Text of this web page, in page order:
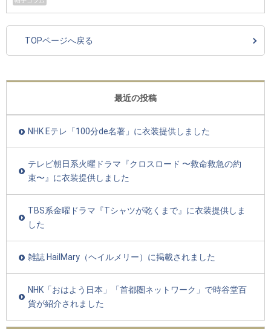
TOPページへ戻る
最近の投稿
NHK Eテレ「100分de名著」に衣装提供しました
テレビ朝日系火曜ドラマ『クロスロード 〜救命救急の約
束〜』に衣装提供しました
TBS系金曜ドラマ『Tシャツが乾くまで』に衣装提供しま
した
雑誌 HailMary（ヘイルメリー）に掲載されました
NHK「おはよう日本」「首都圏ネットワーク」で時谷堂百
貨が紹介されました